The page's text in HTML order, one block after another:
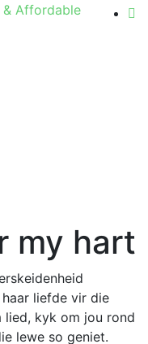
my hart
liefde vir die
lied, kyk om jou rond
lewe so geniet.